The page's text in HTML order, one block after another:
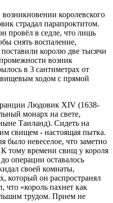
королевского
страдал парапроктитом.
провёл в седле, что лишь
снять воспаление,
королю две тысячи
возник
в 3 сантиметрах от
ходом с прямой
Людовик XIV (1638-
монарх на свете,
Таиланд). Сидеть на
свищем - настоящая пытка.
было невеселое, что заметно
тому времени свищ у короля
операции оставалось
своей комнаты,
который он распространял
что «король пахнет как
трудом. Прием не